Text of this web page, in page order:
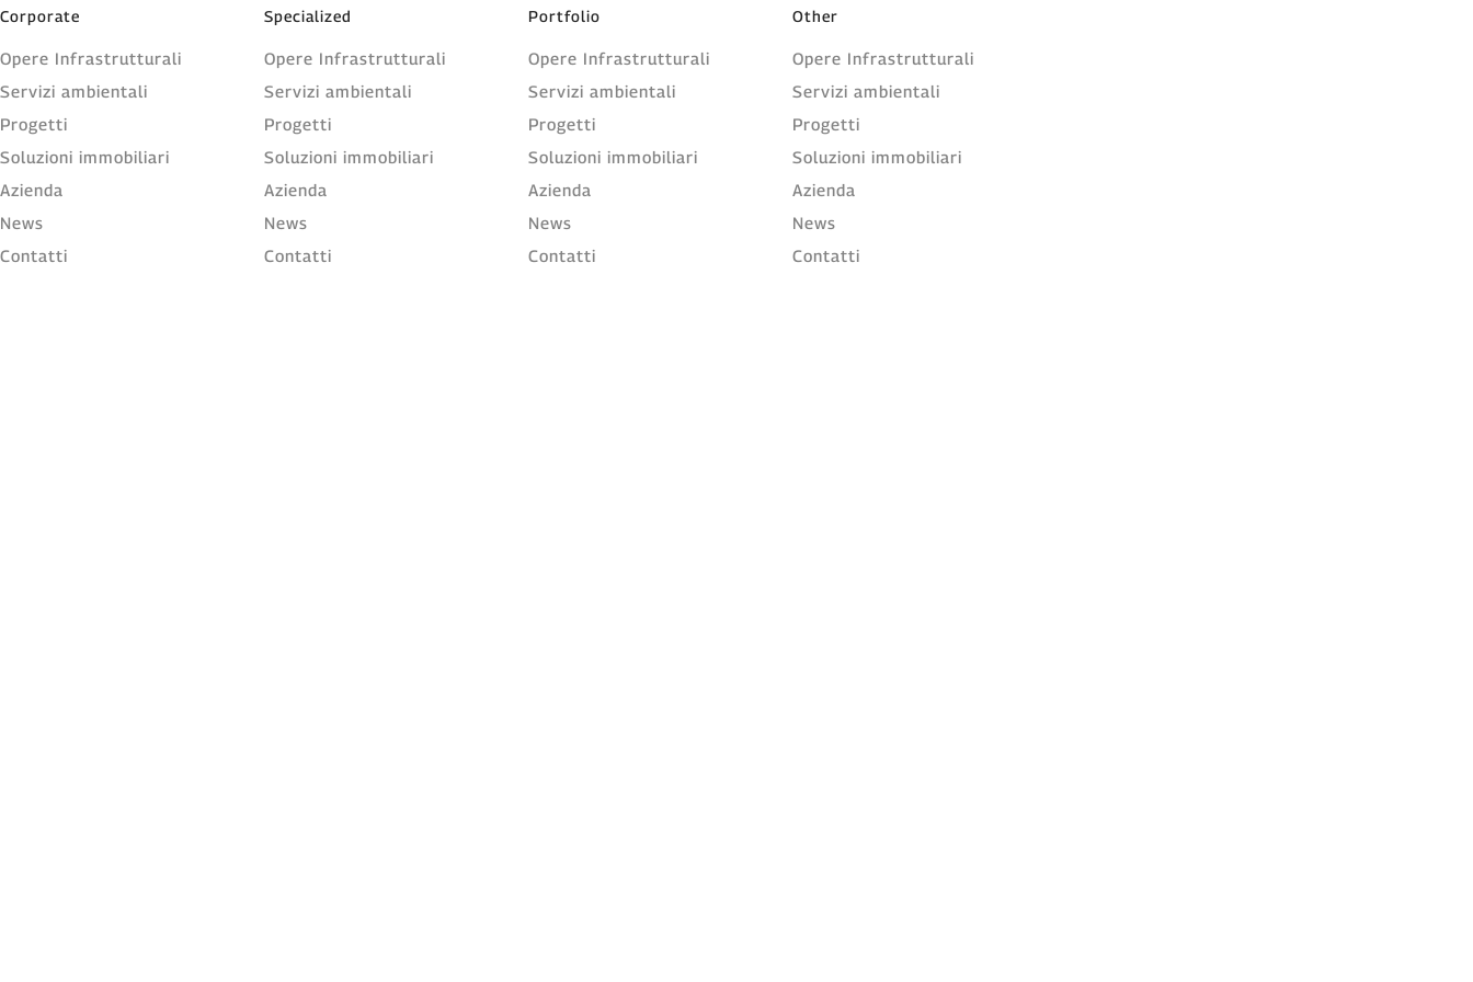
Corporate
Opere Infrastrutturali
Servizi ambientali
Progetti
Soluzioni immobiliari
Azienda
News
Contatti
Specialized
Opere Infrastrutturali
Servizi ambientali
Progetti
Soluzioni immobiliari
Azienda
News
Contatti
Portfolio
Opere Infrastrutturali
Servizi ambientali
Progetti
Soluzioni immobiliari
Azienda
News
Contatti
Other
Opere Infrastrutturali
Servizi ambientali
Progetti
Soluzioni immobiliari
Azienda
News
Contatti